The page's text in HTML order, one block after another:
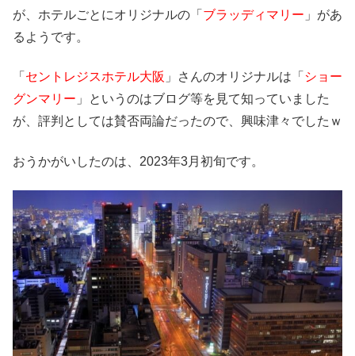
が、ホテルごとにオリジナルの「 ブラッディマリー 」があ
るようです。
「 セントレジスホテル大阪 」さんのオリジナルは「 ショー
グンマリー 」というのはブログ等を見て知っていました
が、評判としては賛否両論だったので、興味津々でしたｗ
おうかがいしたのは、2023年3月初旬です。